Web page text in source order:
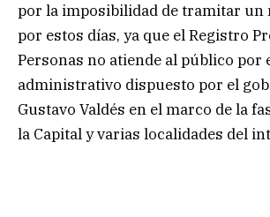
por la imposibilidad de tramitar un
por estos días, ya que el Registro
Personas no atiende al público por
administrativo dispuesto por el
Gustavo Valdés en el marco de la
la Capital y varias localidades del